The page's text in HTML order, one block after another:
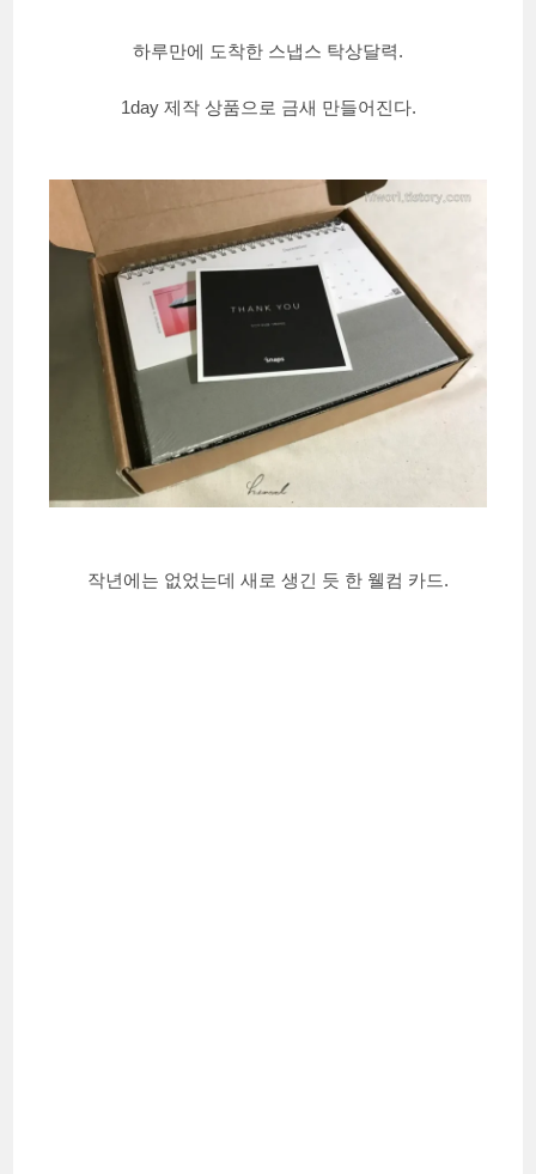
하루만에 도착한 스냅스 탁상달력.
1day 제작 상품으로 금새 만들어진다.
작년에는 없었는데 새로 생긴 듯 한 웰컴 카드.